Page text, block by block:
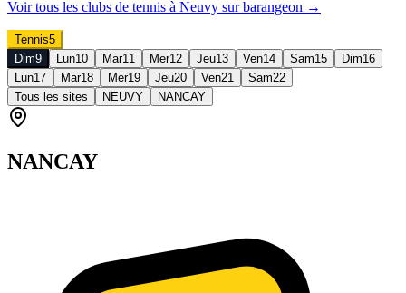
Voir tous les clubs de tennis à Neuvy sur barangeon →
Tennis5
Dim9 Lun10 Mar11 Mer12 Jeu13 Ven14 Sam15 Dim16
Lun17 Mar18 Mer19 Jeu20 Ven21 Sam22
Tous les sites
NEUVY NANCAY
NANCAY